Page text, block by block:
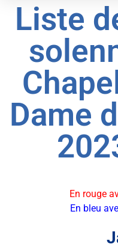
Liste
Dame
En rouge
En bleu